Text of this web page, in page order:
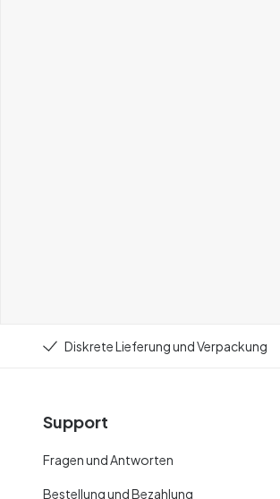
Diskrete Lieferung und Verpackung
Support
Fragen und Antworten
Bestellung und Bezahlung